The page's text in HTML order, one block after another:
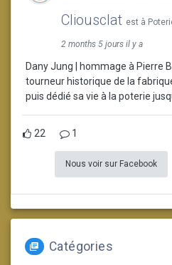
Cliousclat est à
2 months 5 jours il y a
Dany Jung | hommage à Pierre
tourneur historique de la
puis dédié sa vie à la poterie
22 1
Nous voir sur Facebook
Catégories